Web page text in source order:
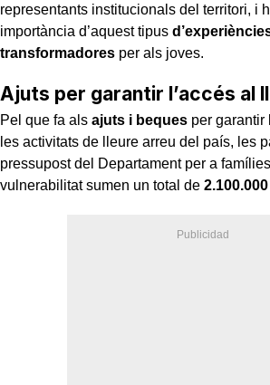
representants institucionals del territori, i
importància d’aquest tipus
transformadores per als joves.
Ajuts per garantir l’accés al
Pel que fa als ajuts i beques per garantir
les activitats de lleure arreu del país, les
pressupost del Departament per a
vulnerabilitat sumen un total de